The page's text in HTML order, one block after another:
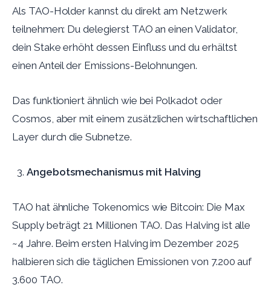
Als TAO-Holder kannst du direkt am Netzwerk
teilnehmen: Du delegierst TAO an einen Validator,
dein Stake erhöht dessen Einfluss und du erhältst
einen Anteil der Emissions-Belohnungen.
Das funktioniert ähnlich wie bei Polkadot oder
Cosmos, aber mit einem zusätzlichen wirtschaftlichen
Layer durch die Subnetze.
Angebotsmechanismus mit Halving
TAO hat ähnliche Tokenomics wie Bitcoin: Die Max
Supply beträgt 21 Millionen TAO. Das Halving ist alle
~4 Jahre. Beim ersten Halving im Dezember 2025
halbieren sich die täglichen Emissionen von 7.200 auf
3.600 TAO.